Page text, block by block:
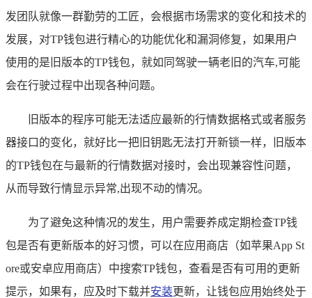
发团队就像一群勤劳的工匠，会根据市场需求的变化和技术的
发展，对TP钱包进行精心的功能优化和漏洞修复，如果用户
使用的是旧版本的TP钱包，就如同驾驶一辆老旧的汽车,可能
会在行驶过程中出现各种问题。
旧版本的程序可能无法适应最新的行情数据格式或者服务
器接口的变化，就好比一把旧钥匙无法打开新锁一样，旧版本
的TP钱包在与最新的行情数据对接时，会出现兼容性问题，
从而导致行情显示异常,出现不动的情况。
为了避免这种情况的发生，用户需要养成定期检查TP钱
包是否有更新版本的好习惯，可以在应用商店（如苹果App St
ore或安卓应用商店）中搜索TP钱包，查看是否有可用的更新
提示，如果有，应及时下载并安装更新，让钱包应用始终处于